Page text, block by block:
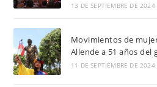
13 DE SEPTIEMBRE DE 2024
Movimientos de
Allende a 51 años del
11 DE SEPTIEMBRE DE 2024